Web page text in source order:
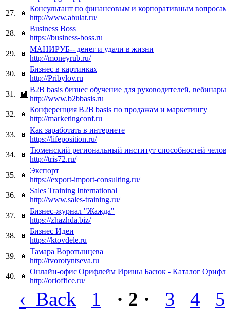
27.
Консультант по финансовым и корпоративным
http://www.abulat.ru/
28.
Business Boss
https://business-boss.ru
29.
МАНИРУБ-- денег и удачи в жизни
http://moneyrub.ru/
30.
Бизнес в картинках
http://Pribylov.ru
31.
B2B basis бизнес обучение для руководителей, вебинары
http://www.b2bbasis.ru
32.
Конференция B2B basis по продажам и маркетингу
http://marketingconf.ru
33.
Как заработать в интернете
https://lifeposition.ru/
34.
Тюменский региональный институт способностей
http://tris72.ru/
35.
Экспорт
https://export-import-consulting.ru/
36.
Sales Training International
http://www.sales-training.ru/
37.
Бизнес-журнал "Жажда"
https://zhazhda.biz/
38.
Бизнес Идеи
https://ktovdele.ru
39.
Тамара Воротынцева
http://tvorotyntseva.ru
40.
Онлайн-офис Орифлейм Ирины Басюк - Каталог
http://orioffice.ru/
‹ Back 1 · 2 · 3 4 5